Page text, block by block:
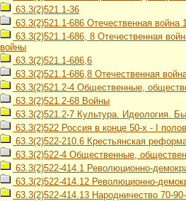
63.3(2)521.1-36
63.3(2)521.1-686 Отечественная война
63.3(2)521.1-686, 8 Отечественная
войны
63.3(2)521.1-686,6
63.3(2)521.1-686,8 Отечественная
63.3(2)521.2-4 Общественные,
63.3(2)521.2-68 Войны
63.3(2)521.2-7 Культура. Идеология.
63.3(2)522 Россия в конце 50-х - I
63.3(2)522-210.6 Крестьянская
63.3(2)522-4 Общественные,
63.3(2)522-414.1 Революционно-
63.3(2)522-414.12 Революционно-
63.3(2)522-414.13 Народничество 70-